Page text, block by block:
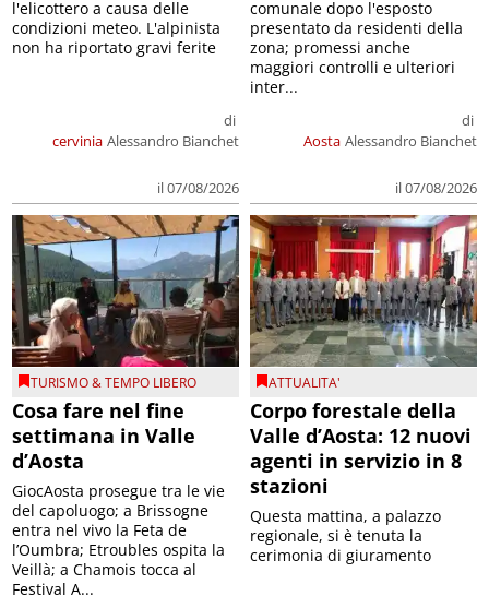
cervinia
di
Alessandro Bianchet
il 07/08/2026
l'elicottero a causa delle
condizioni meteo. L'alpinista
non ha riportato gravi ferite
Aosta
di
Alessandro Bianchet
il 07/08/2026
comunale dopo l'esposto
presentato da residenti della
zona; promessi anche
maggiori controlli e ulteriori
inter...
TURISMO & TEMPO LIBERO
Cosa fare nel fine
settimana in Valle
d’Aosta
GiocAosta prosegue tra le vie
del capoluogo; a Brissogne
entra nel vivo la Feta de
l’Oumbra; Etroubles ospita la
Veillà; a Chamois tocca al
Festival A...
ATTUALITA'
Corpo forestale della
Valle d’Aosta: 12 nuovi
agenti in servizio in 8
stazioni
Questa mattina, a palazzo
regionale, si è tenuta la
cerimonia di giuramento